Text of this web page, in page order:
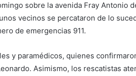
sobre la avenida Fray Antonio
vecinos se percataron de lo
de emergencias 911.
y paramédicos, quienes
Asimismo, los rescatistas